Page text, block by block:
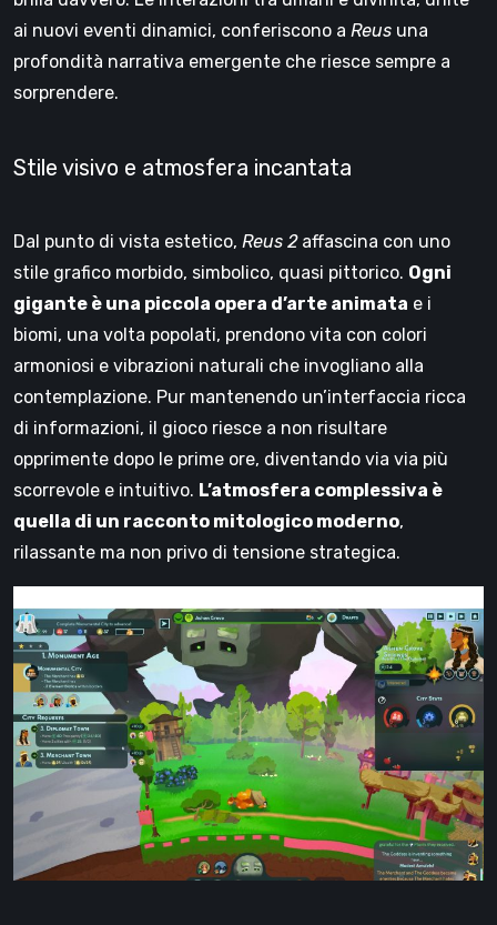
ai nuovi eventi dinamici, conferiscono a Reus una
profondità narrativa emergente che riesce sempre a
sorprendere.
Stile visivo e atmosfera incantata
Dal punto di vista estetico, Reus 2affascina con uno
stile grafico morbido, simbolico, quasi pittorico. Ogni
gigante è una piccola opera d’arte animata e i
biomi, una volta popolati, prendono vita con colori
armoniosi e vibrazioni naturali che invogliano alla
contemplazione. Pur mantenendo un’interfaccia ricca
di informazioni, il gioco riesce a non risultare
opprimente dopo le prime ore, diventando via via più
scorrevole e intuitivo. L’atmosfera complessiva è
quella di un racconto mitologico moderno,
rilassante ma non privo di tensione strategica.